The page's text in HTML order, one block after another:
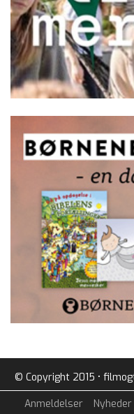
© Copyright 2015 •
Anmeldelser Nyheder